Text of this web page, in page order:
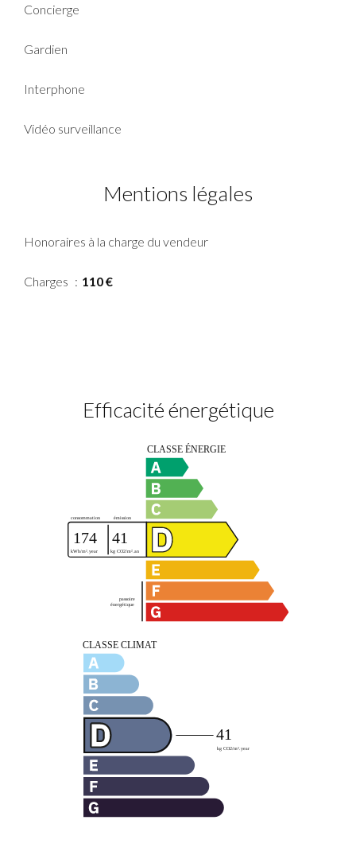
Concierge
Gardien
Interphone
Vidéo surveillance
Mentions légales
Honoraires à la charge du vendeur
Charges 110 €
Efficacité énergétique